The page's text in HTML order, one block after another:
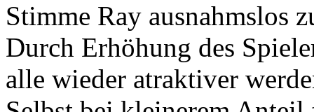
Stimme Ray ausnahmslos
Durch Erhöhung des
alle wieder atraktiver